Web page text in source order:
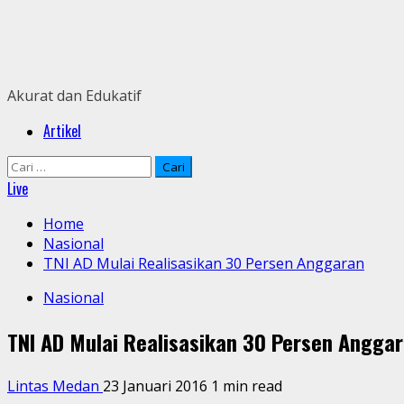
Akurat dan Edukatif
PrimaryArtikel
Cari
untuk:
Live
Home
Nasional
TNI AD Mulai Realisasikan 30 Persen Anggaran
Nasional
TNI AD Mulai Realisasikan 30 Persen
Lintas Medan 23 Januari 2016 1 min read